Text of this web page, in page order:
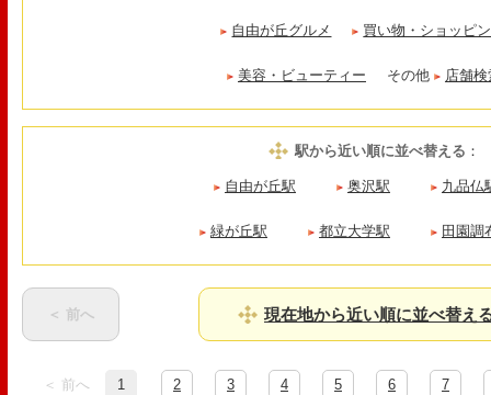
自由が丘グルメ 買い物・ショッピ
美容・ビューティー その他 店舗
駅から近い順に並べ替える ：
自由が丘駅 奥沢駅 九品仏
緑が丘駅 都立大学駅 田園調
＜ 前へ 現在地から近い順に並べ替え
＜ 前へ 1 2 3 4 5 6 7